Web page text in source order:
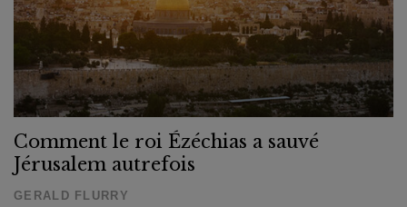
Comment le roi Ézéchias a sauvé
Jérusalem autrefois
GERALD FLURRY